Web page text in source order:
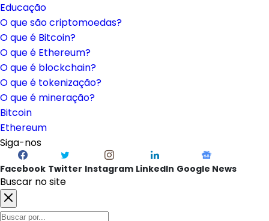
Educação
O que são criptomoedas?
O que é Bitcoin?
O que é Ethereum?
O que é blockchain?
O que é tokenização?
O que é mineração?
Bitcoin
Ethereum
Siga-nos
Facebook Twitter Instagram LinkedIn Google News
Buscar no site